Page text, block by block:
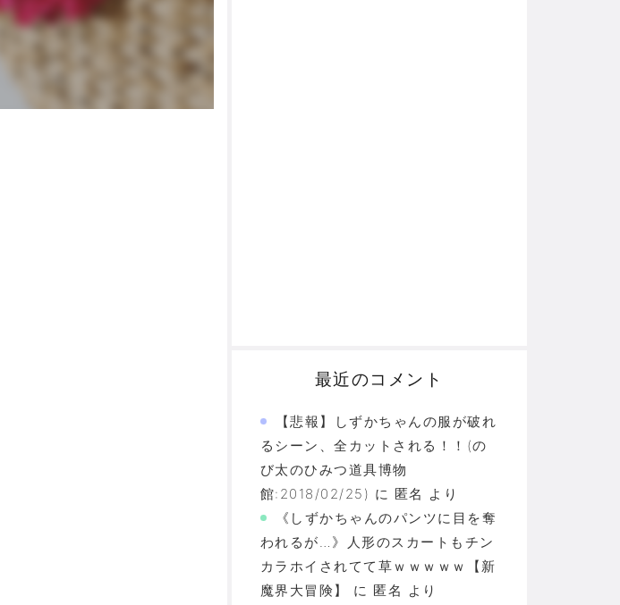
最近のコメント
【悲報】しずかちゃんの服が破れ
るシーン、全カットされる！！(の
び太のひみつ道具博物
館:2018/02/25) に 匿名 より
《しずかちゃんのパンツに目を奪
われるが…》人形のスカートもチン
カラホイされてて草ｗｗｗｗｗ【新
魔界大冒険】
に 匿名 より